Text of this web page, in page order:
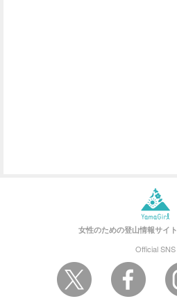
女性のための登山情報サイト
Official SNS